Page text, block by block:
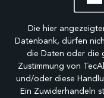
Die hier
Datenbank, dürfen
die Daten oder die
Zustimmung von
und/oder diese
Ein Zuwiderhandeln